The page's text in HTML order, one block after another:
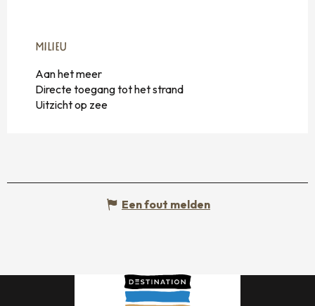
MILIEU
MILIEU
Aan het meer
Directe toegang tot het strand
Uitzicht op zee
Een fout melden